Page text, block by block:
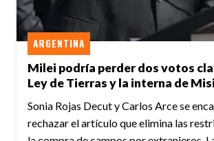
Milei podría perder dos votos
Ley de Tierras y la interna de
ARGENTINA
Sonia Rojas Decut y Carlos Arce se
rechazar el artículo que elimina las